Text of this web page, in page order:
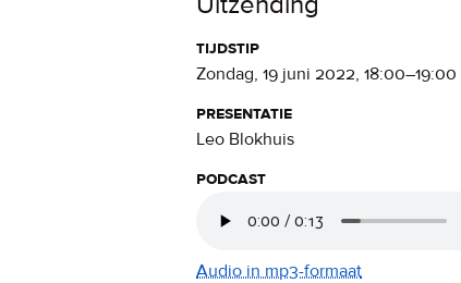
tijdstip
zondag, 19 juni 2022, 18:00–19:00
presentatie
Leo Blokhuis
podcast
Audio in mp3-formaat